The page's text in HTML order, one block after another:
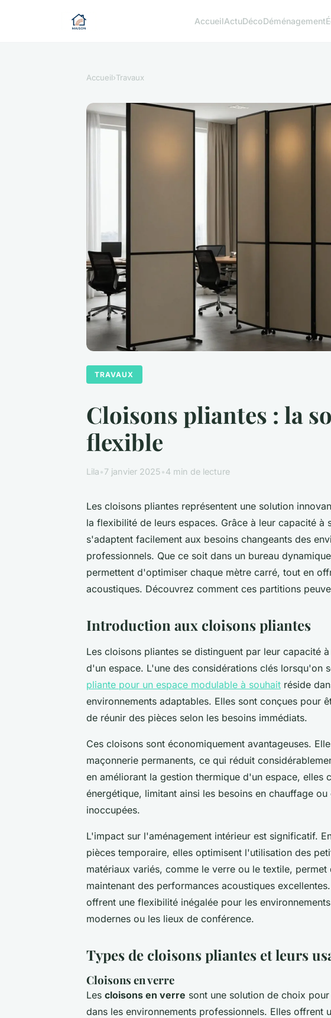
AccueilActuDécoDéménagement
Accueil›Travaux
TRAVAUX
Cloisons pliantes : la
flexible
Lila•7 janvier 2025•4 min de lecture
Les cloisons pliantes représentent une solution
la flexibilité de leurs espaces. Grâce à leur capacité à
s'adaptent facilement aux besoins changeants des
professionnels. Que ce soit dans un bureau
permettent d'optimiser chaque mètre carré, tout en
acoustiques. Découvrez comment ces partitions
Introduction aux cloisons pliantes
Les cloisons pliantes se distinguent par leur capacité
d'un espace. L'une des considérations clés lorsqu'on
pliante pour un espace modulable à souhait réside
environnements adaptables. Elles sont conçues pour
de réunir des pièces selon les besoins immédiats.
Ces cloisons sont économiquement avantageuses.
maçonnerie permanents, ce qui réduit
en améliorant la gestion thermique d'un espace, elles
énergétique, limitant ainsi les besoins en chauffage
inoccupées.
L'impact sur l'aménagement intérieur est significatif.
pièces temporaire, elles optimisent l'utilisation des
matériaux variés, comme le verre ou le textile,
maintenant des performances acoustiques
offrent une flexibilité inégalée pour les
modernes ou les lieux de conférence.
Types de cloisons pliantes et leurs
Cloisons en verre
Les cloisons en verre sont une solution de choix
dans les environnements professionnels. Elles offrent